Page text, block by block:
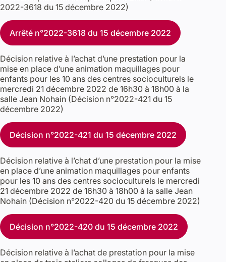
2022-3618 du 15 décembre 2022)
Arrêté n°2022-3618 du 15 décembre 2022
Décision relative à l’achat d’une prestation pour la
mise en place d’une animation maquillages pour
enfants pour les 10 ans des centres socioculturels le
mercredi 21 décembre 2022 de 16h30 à 18h00 à la
salle Jean Nohain (Décision n°2022-421 du 15
décembre 2022)
Décision n°2022-421 du 15 décembre 2022
Décision relative à l’chat d’une prestation pour la mise
en place d’une animation maquillages pour enfants
pour les 10 ans des centres socioculturels le mercredi
21 décembre 2022 de 16h30 à 18h00 à la salle Jean
Nohain (Décision n°2022-420 du 15 décembre 2022)
Décision n°2022-420 du 15 décembre 2022
Décision relative à l’achat de prestation pour la mise